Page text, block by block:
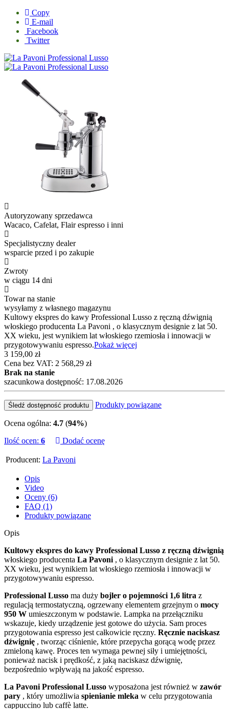
Copy
E-mail
Facebook
Twitter
Autoryzowany sprzedawca
Wacaco, Cafelat, Flair espresso i inni
Specjalistyczny dealer
wsparcie przed i po zakupie
Zwroty
w ciągu 14 dni
Towar na stanie
wysyłamy z własnego magazynu
Kultowy ekspres do kawy Professional Lusso z ręczną dźwignią
włoskiego producenta La Pavoni , o klasycznym designie z lat 50.
XX wieku, jest wynikiem lat włoskiego rzemiosła i innowacji w
przygotowywaniu espresso.Pokaż więcej
3 159,00 zł
Cena bez VAT: 2 568,29 zł
Brak na stanie
szacunkowa dostępność: 17.08.2026
Śledź dostępność produktu Produkty powiązane
Ocena ogólna: 4.7 (94%)
Ilość ocen: 6 Dodać ocenę
Producent: La Pavoni
Opis
Video
Oceny (6)
FAQ (1)
Produkty powiązane
Opis
Kultowy ekspres do kawy Professional Lusso z ręczną dźwignią
włoskiego producenta La Pavoni , o klasycznym designie z lat 50.
XX wieku, jest wynikiem lat włoskiego rzemiosła i innowacji w
przygotowywaniu espresso.
Professional Lusso ma duży bojler o pojemności 1,6 litra z
regulacją termostatyczną, ogrzewany elementem grzejnym o mocy
950 W umieszczonym w podstawie. Lampka na przełączniku
wskazuje, kiedy urządzenie jest gotowe do użycia. Sam proces
przygotowania espresso jest całkowicie ręczny. Ręcznie naciskasz
dźwignię , tworząc ciśnienie, które przepycha gorącą wodę przez
zmieloną kawę. Proces ten wymaga pewnej siły i umiejętności,
ponieważ nacisk i prędkość, z jaką naciskasz dźwignię,
bezpośrednio wpływają na jakość espresso.
La Pavoni Professional Lusso wyposażona jest również w zawór
pary , który umożliwia spienianie mleka w celu przygotowania
cappuccino lub caffè latte.